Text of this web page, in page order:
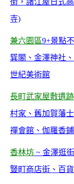
街，諸江屋日式
寺)
兼六園區9+景點
巽閣、金澤神社
世紀美術館
長町武家屋敷遺跡
村家、舊加賀藩
禪會館、伽羅香鋪
香林坊 ~ 金澤逛
豎町商店街、百